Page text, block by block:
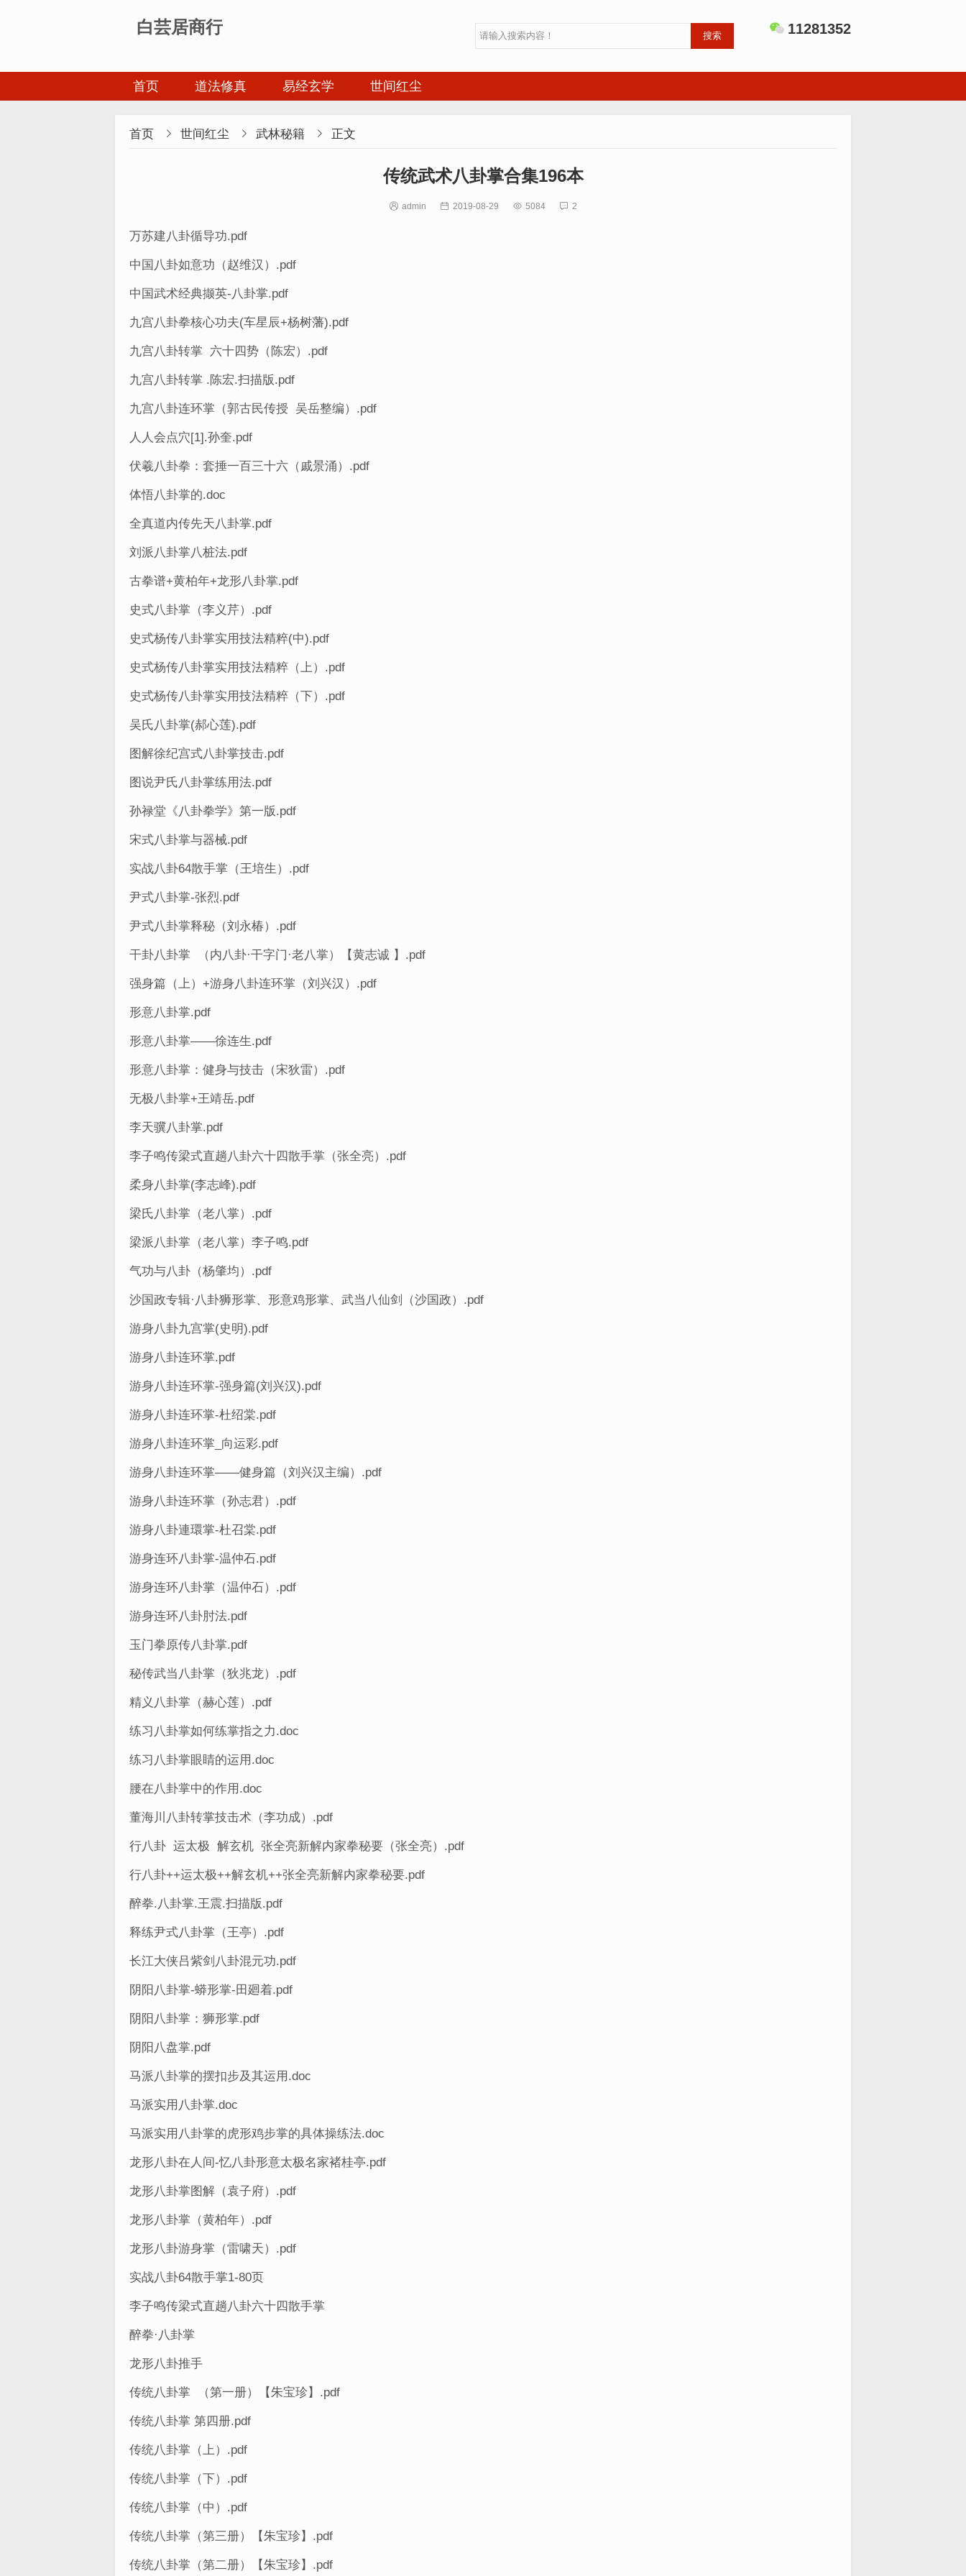
白芸居商行 11281352
搜索
首页 道法修真 易经玄学 世间红尘
首页  世间红尘  武林秘籍  正文
传统武术八卦掌合集196本
 admin  2019-08-29  5084  2
万苏建八卦循导功.pdf
中国八卦如意功（赵维汉）.pdf
中国武术经典撷英-八卦掌.pdf
九宫八卦拳核心功夫(车星辰+杨树藩).pdf
九宫八卦转掌 六十四势（陈宏）.pdf
九宫八卦转掌 .陈宏.扫描版.pdf
九宫八卦连环掌（郭古民传授 吴岳整编）.pdf
人人会点穴[1].孙奎.pdf
伏羲八卦拳：套捶一百三十六（戚景涌）.pdf
体悟八卦掌的.doc
全真道内传先天八卦掌.pdf
刘派八卦掌八桩法.pdf
古拳谱+黄柏年+龙形八卦掌.pdf
史式八卦掌（李义芹）.pdf
史式杨传八卦掌实用技法精粹(中).pdf
史式杨传八卦掌实用技法精粹（上）.pdf
史式杨传八卦掌实用技法精粹（下）.pdf
吴氏八卦掌(郝心莲).pdf
图解徐纪宫式八卦掌技击.pdf
图说尹氏八卦掌练用法.pdf
孙禄堂《八卦拳学》第一版.pdf
宋式八卦掌与器械.pdf
实战八卦64散手掌（王培生）.pdf
尹式八卦掌-张烈.pdf
尹式八卦掌释秘（刘永椿）.pdf
干卦八卦掌 （内八卦·干字门·老八掌）【黄志诚 】.pdf
强身篇（上）+游身八卦连环掌（刘兴汉）.pdf
形意八卦掌.pdf
形意八卦掌——徐连生.pdf
形意八卦掌：健身与技击（宋狄雷）.pdf
无极八卦掌+王靖岳.pdf
李天骥八卦掌.pdf
李子鸣传梁式直趟八卦六十四散手掌（张全亮）.pdf
柔身八卦掌(李志峰).pdf
梁氏八卦掌（老八掌）.pdf
梁派八卦掌（老八掌）李子鸣.pdf
气功与八卦（杨肇均）.pdf
沙国政专辑·八卦狮形掌、形意鸡形掌、武当八仙剑（沙国政）.pdf
游身八卦九宫掌(史明).pdf
游身八卦连环掌.pdf
游身八卦连环掌-强身篇(刘兴汉).pdf
游身八卦连环掌-杜绍棠.pdf
游身八卦连环掌_向运彩.pdf
游身八卦连环掌——健身篇（刘兴汉主编）.pdf
游身八卦连环掌（孙志君）.pdf
游身八卦連環掌-杜召棠.pdf
游身连环八卦掌-温仲石.pdf
游身连环八卦掌（温仲石）.pdf
游身连环八卦肘法.pdf
玉门拳原传八卦掌.pdf
秘传武当八卦掌（狄兆龙）.pdf
精义八卦掌（赫心莲）.pdf
练习八卦掌如何练掌指之力.doc
练习八卦掌眼睛的运用.doc
腰在八卦掌中的作用.doc
董海川八卦转掌技击术（李功成）.pdf
行八卦 运太极 解玄机 张全亮新解内家拳秘要（张全亮）.pdf
行八卦++运太极++解玄机++张全亮新解内家拳秘要.pdf
醉拳.八卦掌.王震.扫描版.pdf
释练尹式八卦掌（王亭）.pdf
长江大侠吕紫剑八卦混元功.pdf
阴阳八卦掌-蟒形掌-田廻着.pdf
阴阳八卦掌：狮形掌.pdf
阴阳八盘掌.pdf
马派八卦掌的摆扣步及其运用.doc
马派实用八卦掌.doc
马派实用八卦掌的虎形鸡步掌的具体操练法.doc
龙形八卦在人间-忆八卦形意太极名家褚桂亭.pdf
龙形八卦掌图解（袁子府）.pdf
龙形八卦掌（黄柏年）.pdf
龙形八卦游身掌（雷啸天）.pdf
实战八卦64散手掌1-80页
李子鸣传梁式直趟八卦六十四散手掌
醉拳·八卦掌
龙形八卦推手
传统八卦掌 （第一册）【朱宝珍】.pdf
传统八卦掌 第四册.pdf
传统八卦掌（上）.pdf
传统八卦掌（下）.pdf
传统八卦掌（中）.pdf
传统八卦掌（第三册）【朱宝珍】.pdf
传统八卦掌（第二册）【朱宝珍】.pdf